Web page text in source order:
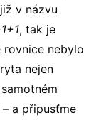
v názvu
, tak je
rovnice nebylo
nejen
a připusťme